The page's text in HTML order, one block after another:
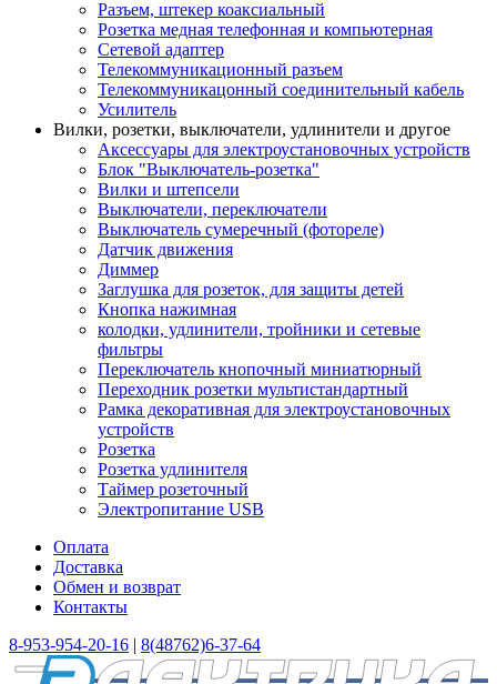
Разъем, штекер коаксиальный
Розетка медная телефонная и компьютерная
Сетевой адаптер
Телекоммуникационный разъем
Телекоммуникацонный соединительный кабель
Усилитель
Вилки, розетки, выключатели, удлинители и другое
Аксессуары для электроустановочных устройств
Блок "Выключатель-розетка"
Вилки и штепсели
Выключатели, переключатели
Выключатель сумеречный (фотореле)
Датчик движения
Диммер
Заглушка для розеток, для защиты детей
Кнопка нажимная
колодки, удлинители, тройники и сетевые
фильтры
Переключатель кнопочный миниатюрный
Переходник розетки мультистандартный
Рамка декоративная для электроустановочных
устройств
Розетка
Розетка удлинителя
Таймер розеточный
Электропитание USB
Оплата
Доставка
Обмен и возврат
Контакты
8-953-954-20-16 | 8(48762)6-37-64